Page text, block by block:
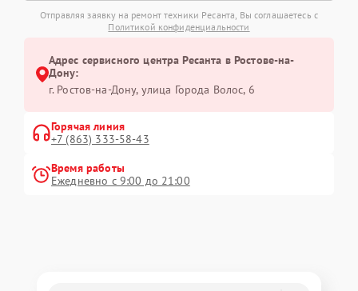
Отправляя заявку на ремонт техники Ресанта, Вы соглашаетесь с
Политикой конфиденциальности
Адрес сервисного центра Ресанта в Ростове-на-
Дону:
г. Ростов-на-Дону, улица Города Волос, 6
Горячая линия
+7 (863) 333-58-43
Время работы
Ежедневно с 9:00 до 21:00